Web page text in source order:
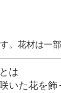
。花材は一
は
いた花を